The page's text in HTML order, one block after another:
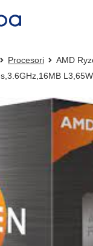
Procesori
AMD
L3,65W